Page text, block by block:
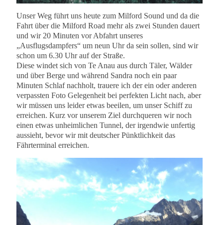
Unser Weg führt uns heute zum Milford Sound und da die
Fahrt über die Milford Road mehr als zwei Stunden dauert
und wir 20 Minuten vor Abfahrt unseres
„Ausflugsdampfers“ um neun Uhr da sein sollen, sind wir
schon um 6.30 Uhr auf der Straße.
Diese windet sich von Te Anau aus durch Täler, Wälder
und über Berge und während Sandra noch ein paar
Minuten Schlaf nachholt, trauere ich der ein oder anderen
verpassten Foto Gelegenheit bei perfekten Licht nach, aber
wir müssen uns leider etwas beeilen, um unser Schiff zu
erreichen. Kurz vor unserem Ziel durchqueren wir noch
einen etwas unheimlichen Tunnel, der irgendwie unfertig
aussieht, bevor wir mit deutscher Pünktlichkeit das
Fährterminal erreichen.